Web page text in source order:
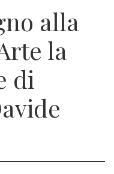
alla
la
di